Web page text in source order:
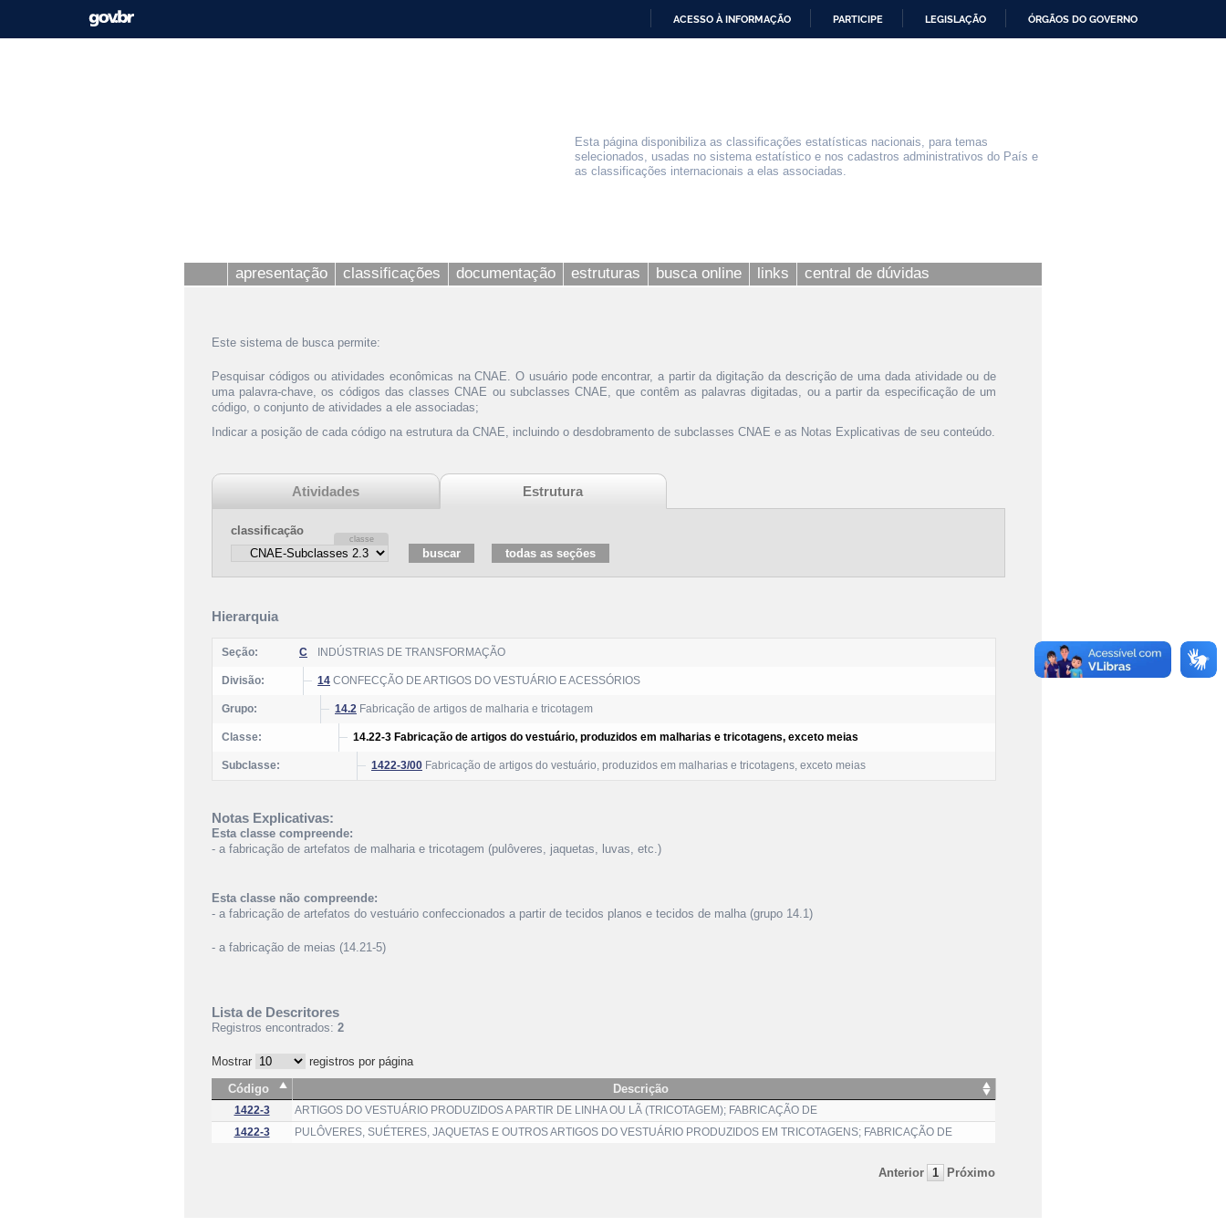
ACESSO À INFORMAÇÃO PARTICIPE LEGISLAÇÃO ÓRGÃOS DO GOVERNO
Esta página disponibiliza as classificações estatísticas nacionais, para temas
selecionados, usadas no sistema estatístico e nos cadastros administrativos do País e
as classificações internacionais a elas associadas.
apresentação classificações documentação estruturas busca online links central de dúvidas
Este sistema de busca permite:
Pesquisar códigos ou atividades econômicas na CNAE. O usuário pode encontrar, a partir da digitação da descrição de uma dada atividade ou de
uma palavra-chave, os códigos das classes CNAE ou subclasses CNAE, que contêm as palavras digitadas, ou a partir da especificação de um
código, o conjunto de atividades a ele associadas;
Indicar a posição de cada código na estrutura da CNAE, incluindo o desdobramento de subclasses CNAE e as Notas Explicativas de seu conteúdo.
Atividades Estrutura
classificação
Hierarquia
Seção: C INDÚSTRIAS DE TRANSFORMAÇÃO
Divisão: 14 CONFECÇÃO DE ARTIGOS DO VESTUÁRIO E ACESSÓRIOS
Grupo: 14.2 Fabricação de artigos de malharia e tricotagem
Classe: 14.22-3 Fabricação de artigos do vestuário, produzidos em malharias e tricotagens, exceto meias
Subclasse: 1422-3/00 Fabricação de artigos do vestuário, produzidos em malharias e tricotagens, exceto meias
Notas Explicativas:
Esta classe compreende:
- a fabricação de artefatos de malharia e tricotagem (pulôveres, jaquetas, luvas, etc.)
Esta classe não compreende:
- a fabricação de artefatos do vestuário confeccionados a partir de tecidos planos e tecidos de malha (grupo 14.1)
- a fabricação de meias (14.21-5)
Lista de Descritores
Registros encontrados: 2
Mostrar
registros por página
Código
Descrição
1422-3
ARTIGOS DO VESTUÁRIO PRODUZIDOS A PARTIR DE LINHA OU LÃ (TRICOTAGEM); FABRICAÇÃO DE
1422-3
PULÔVERES, SUÉTERES, JAQUETAS E OUTROS ARTIGOS DO VESTUÁRIO PRODUZIDOS EM TRICOTAGENS; FABRICAÇÃO DE
Anterior 1 Próximo